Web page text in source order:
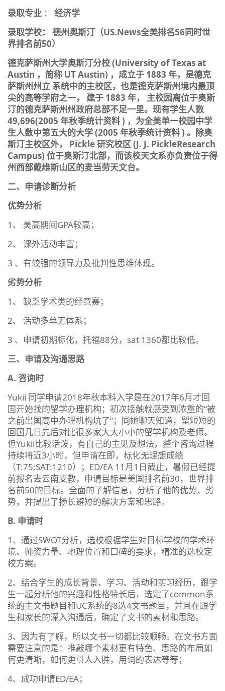
录取专业 ： 经济学
录取学校：
德州奥斯汀（US.News全美排名56同时世
界排名前50）
德克萨斯州大学奥斯汀分校 (University of Texas at
Austin ，简称 UT Austin) ，成立于 1883 年，是德克
萨斯州州立 系统中的主校区，也是德克萨斯州境内最顶
尖的高等学府之一， 建于 1883 年， 主校园离位于奥斯
汀的德克萨斯州州政府总部不足一里。现有学生人数
49,696(2005 年秋季统计资料 ) ，为全美单一校园中学
生人数中第五大的大学 (2005 年秋季统计资料 ) 。除奥
斯汀主校区外， Pickle 研究校区 (J. J. PickleResearch
Campus) 位于奥斯汀北部，而该校天文系亦负责位于得
州西部戴维斯山区的麦当劳天文台。
二、申请诊断分析
优势分析
1、 美高期间GPA较高；
2、 课外活动丰富；
3 、有较强的领导力及批判性思维体现。
劣势分析
1、 缺乏学术类的经竞赛；
2、 活动多单无体系；
3 、申请初期标化，托福88分，sat 1360都比较低。
三、申请及沟通思路
A. 咨询时
Yukii 同学申请2018年秋本科入学是在2017年6月才回
国开始找的留学办理机构；初次接触就感受到浓重的“被
之前出国高中办理机构坑了”；同她聊天知道，留短短的
回国几日先后对比很多家大大小小的留学机构及老师。
但Yukii比较活泼，有自己的主见及想法，整个咨询过程
持续将近3小时，但申请在即，标化无理想成绩
（T:75;SAT:1210）；ED/EA 11月1日截止，暑假已经提
前报名去云南支教，申请目标是美国排名前30，世界排
名前50的目标。全面的了解信息，分析了他的优势、劣
势，并提出了扬长避短的解决方案和思路。
B. 申请时
1、通过SWOT分析，选校根据学生对目标学校的学术环
境、师资力量、地理位置和口碑的要求，精准的选校定
校方案。
2、结合学生的成长背景、学习、活动和实习经历，跟学
生一起分析他的兴趣和性格特长后，选定了common系
统的主文书题目和UC系统的8选4文书题目，并且在跟学
生和家长的深入沟通后，确定了文书的素材和思路。
3、因为有了解，所以文书一切都比较顺畅。在文书方面
需要注意的是：推敲哪个素材更有特色、思路的布局如
何更清晰，如何更引人入胜，用词的表达等等；
4、成功申请ED/EA；